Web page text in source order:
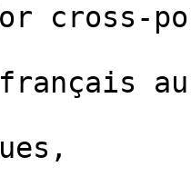
cross-